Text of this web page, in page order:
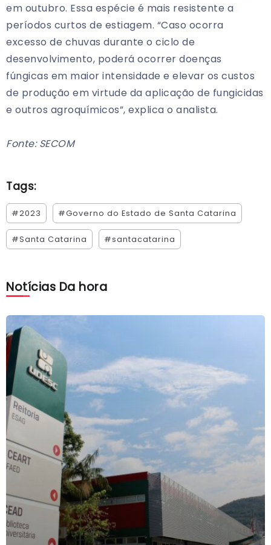
em outubro. Essa espécie é mais resistente a
períodos curtos de estiagem. “Caso ocorra
excesso de chuvas durante o ciclo de
desenvolvimento, poderá ocorrer doenças
fúngicas em maior intensidade e elevar os custos
de produção em virtude da aplicação de fungicidas
e outros agroquímicos”, explica o analista.
Fonte: SECOM
Tags:
#2023 #Governo do Estado de Santa Catarina
#Santa Catarina #santacatarina
Notícias Da hora